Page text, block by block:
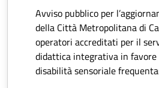
Avviso pubblico per
della Città Metropolitana di
operatori accreditati per il
didattica integrativa in favore
disabilità sensoriale